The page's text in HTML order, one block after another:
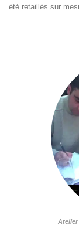
été retaillés sur
Atelier